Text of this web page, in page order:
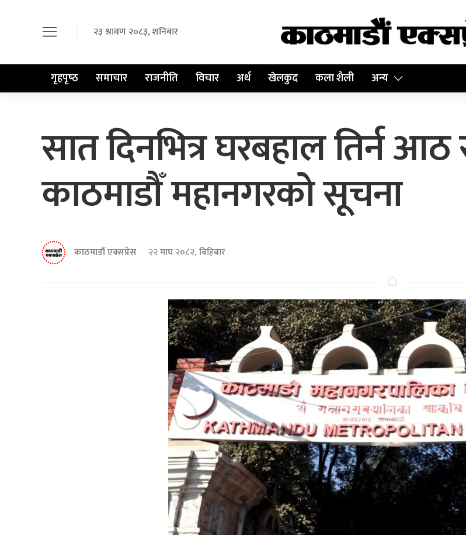
२३ श्रावण २०८३, शनिबार
गृहपृष्‍ठ समाचार राजनीति विचार अर्थ खेलकुद कला शैली अन्य
सात दिनभित्र घरबहाल तिर्न
काठमाडौँ महानगरको सूचना
काठमाडौं एक्सप्रेस २२ माघ २०८२, बिहिबार